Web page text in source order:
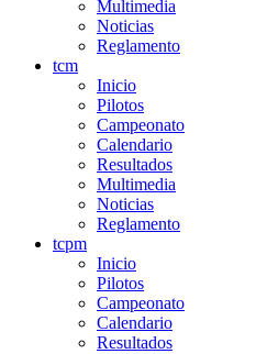
Multimedia
Noticias
Reglamento
tcm
Inicio
Pilotos
Campeonato
Calendario
Resultados
Multimedia
Noticias
Reglamento
tcpm
Inicio
Pilotos
Campeonato
Calendario
Resultados